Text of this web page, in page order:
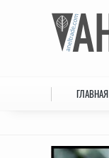
ГЛАВНАЯ